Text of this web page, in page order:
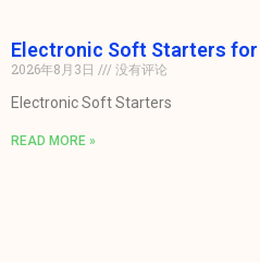
Electronic Soft Starters
2026年8月3日
没有评论
Electronic Soft Starters
READ MORE »